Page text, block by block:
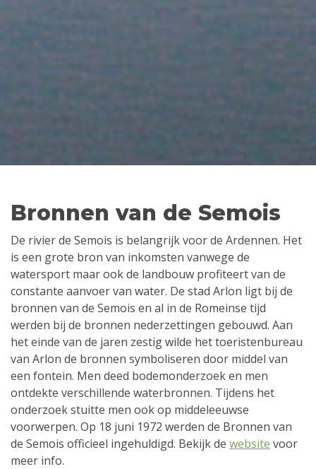
Bronnen van de Semois
De rivier de Semois is belangrijk voor de Ardennen. Het
is een grote bron van inkomsten vanwege de
watersport maar ook de landbouw profiteert van de
constante aanvoer van water. De stad Arlon ligt bij de
bronnen van de Semois en al in de Romeinse tijd
werden bij de bronnen nederzettingen gebouwd. Aan
het einde van de jaren zestig wilde het toeristenbureau
van Arlon de bronnen symboliseren door middel van
een fontein. Men deed bodemonderzoek en men
ontdekte verschillende waterbronnen. Tijdens het
onderzoek stuitte men ook op middeleeuwse
voorwerpen. Op 18 juni 1972 werden de Bronnen van
de Semois officieel ingehuldigd. Bekijk de website voor
meer info.